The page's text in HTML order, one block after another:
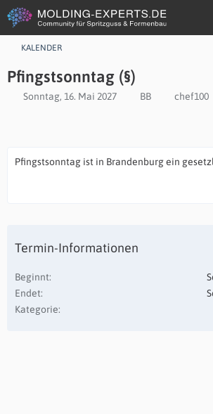
KALENDER
Pfingstsonntag (§)
Sonntag, 16. Mai 2027 BB chef100
Pfingstsonntag ist in Brandenburg ein
Termin-Informationen
Beginnt
Endet
Kategorie